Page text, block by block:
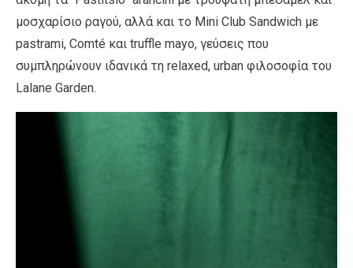
μοσχαρίσιο ραγού, αλλά και το Mini Club Sandwich με
pastrami, Comté και truffle mayo, γεύσεις που
συμπληρώνουν ιδανικά τη relaxed, urban φιλοσοφία του
Lalane Garden.